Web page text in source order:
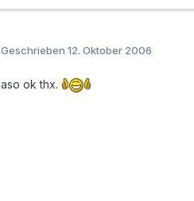
Geschrieben 12. Oktober 2006
aso ok thx.